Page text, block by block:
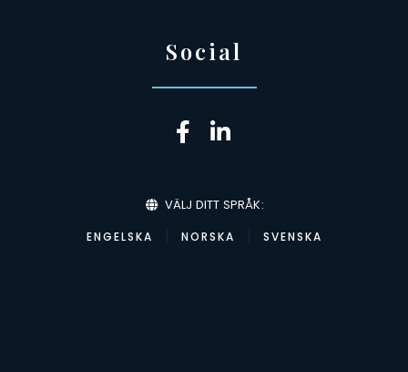
Social
VÄLJ DITT SPRÅK:
ENGELSKA NORSKA SVENSKA